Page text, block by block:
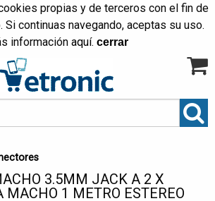
propias y de terceros con el fin de
Si continuas navegando, aceptas su uso.
información aquí. cerrar
3.5MM JACK A 2 X
MACHO 1 METRO ESTEREO